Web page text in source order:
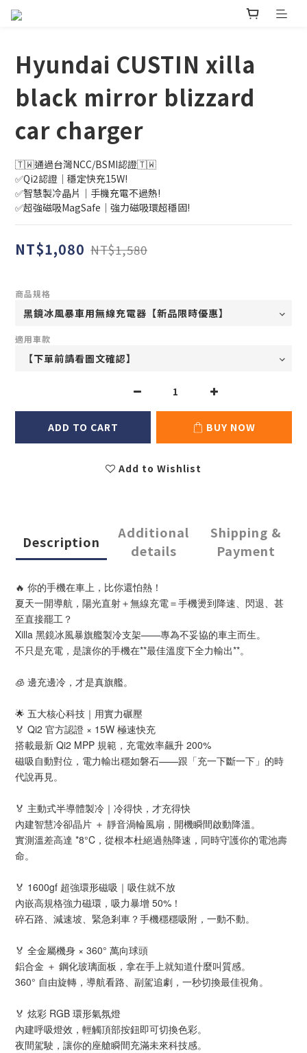
Hyundai CUSTIN xilla
black mirror blizzard
car charger
🇹🇼通過台灣NCC/BSMI認證🇹🇼
✅Qi2認證｜穩定快充15W!
✅智慧製冷晶片｜手機充電不過熱!
✅超強磁吸MagSafe｜強力磁吸環超穩固!
NT$1,080 NT$1,580
商品規格
適用車款
ADD TO CART BUY NOW
Add to Wishlist
Description
Additional
details
Shipping &
Payment
🔥 你的手機在車上，比你還怕熱！
夏天一開導航，陽光直射＋無線充電＝手機燙到降速、閃退、甚
至直接罷工？
Xilla 黑鏡冰風暴旗艦製冷支架——專為不妥協的車主而生。
不只是充電，是讓你的手機在**最佳溫度下全力輸出**。
🧊 邊充邊冷，才是真旗艦。
🌟 五大核心科技｜用實力碾壓
🏅 Qi2 官方認證 × 15W 極速快充
搭載最新 Qi2 MPP 規範，充電效率飆升 200%
磁吸自動對位，電力輸出穩如磐石——跟「充一下斷一下」的時
代說再見。
🏅 主動式半導體製冷｜冷得快，才充得快
內建智慧冷卻晶片 ＋ 靜音渦輪風扇，開機瞬間啟動降溫。
實測溫差高達 *8°C，從根本杜絕過熱降速，同時守護你的電池壽
命。
🏅 1600gf 超強環形磁吸｜吸住就不放
內嵌高規格強力磁環，吸力暴增 50%！
碎石路、減速坡、緊急剎車？手機穩穩吸附，一動不動。
🏅 全金屬機身 × 360° 萬向球頭
鋁合金 ＋ 鋼化玻璃面板，拿在手上就知道什麼叫質感。
360° 自由旋轉，導航看路、副駕追劇，一秒切換最佳視角。
🏅 炫彩 RGB 環形氣氛燈
內建呼吸燈效，輕觸頂部按鈕即可切換色彩。
夜間駕駛，讓你的座艙瞬間充滿未來科技感。